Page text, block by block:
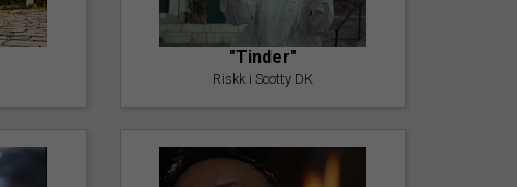
"Tinder"
Riskk i Scotty DK